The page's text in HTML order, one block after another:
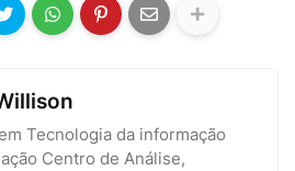
Tecnologia da informação
Centro de Análise,